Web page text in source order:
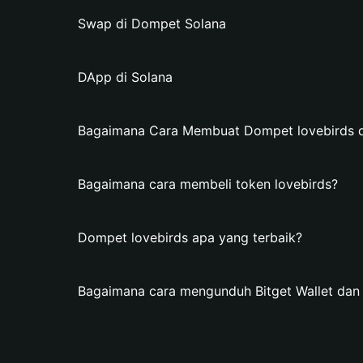
Swap di Dompet Solana
DApp di Solana
Bagaimana Cara Membuat Dompet lovebirds
Bagaimana cara membeli token lovebirds?
Dompet lovebirds apa yang terbaik?
Bagaimana cara mengunduh Bitget Wallet